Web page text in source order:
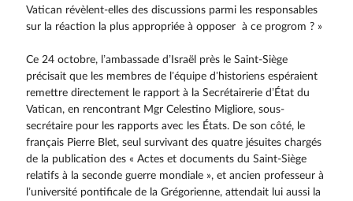
Vatican révèlent-elles des discussions parmi les responsables
sur la réaction la plus appropriée à opposer à ce progrom ? »
Ce 24 octobre, l’ambassade d’Israël près le Saint-Siège
précisait que les membres de l’équipe d’his­toriens espéraient
remettre directement le rapport à la Secrétairerie d’État du
Vatican, en rencontrant Mgr Celestino Migliore, sous-
secrétaire pour les rapports avec les États. De son côté, le
français Pierre Blet, seul survivant des quatre jésuites chargés
de la publication des « Actes et documents du Saint-Siège
relatifs à la seconde guerre mondiale », et ancien professeur à
l’université pontificale de la Grégorienne, attendait lui aussi la